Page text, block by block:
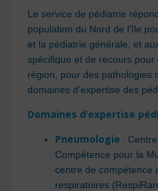
Le service de pédiatrie
population du Nord de l’île
et la pédiatrie générale et
spécifique et de recours
région, pour des pathologies
domaines d’expertise des
Domaines d’expertise
Pneumologie :
Compétence pour la
centre de compétence
respiratoires